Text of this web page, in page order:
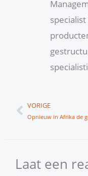
Vorige
VORIGE
Laat een